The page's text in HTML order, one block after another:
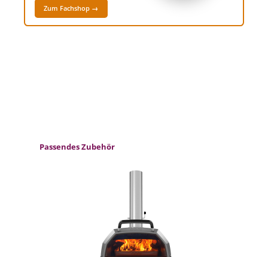
Zum Fachshop →
Produktgalerie überspringen
Passendes Zubehör